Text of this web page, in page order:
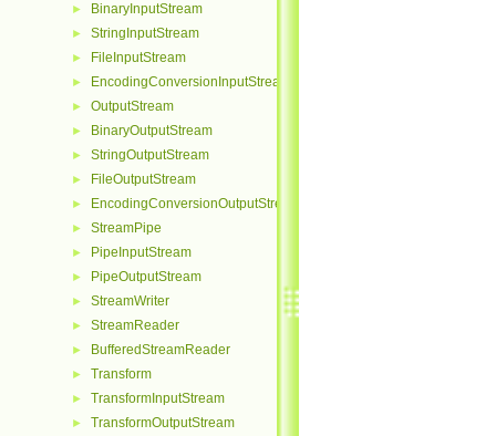
► BinaryInputStream
► StringInputStream
► FileInputStream
► EncodingConversionInputStream
► OutputStream
► BinaryOutputStream
► StringOutputStream
► FileOutputStream
► EncodingConversionOutputStream
► StreamPipe
► PipeInputStream
► PipeOutputStream
► StreamWriter
► StreamReader
► BufferedStreamReader
► Transform
► TransformInputStream
► TransformOutputStream